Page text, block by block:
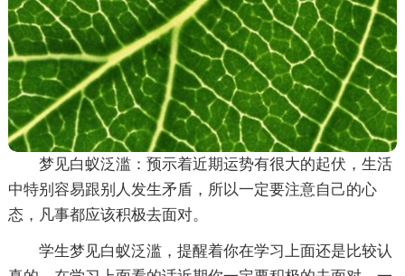
梦见白蚁泛滥：预示着近期运势有很大的起伏，生活
中特别容易跟别人发生矛盾，所以一定要注意自己的心
态，凡事都应该积极去面对。
学生梦见白蚁泛滥，提醒着你在学习上面还是比较认